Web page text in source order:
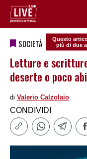
SOCIETÀ
Questo
più di due
Letture e
deserte o poco
di Valerio Calzolaio
CONDIVIDI